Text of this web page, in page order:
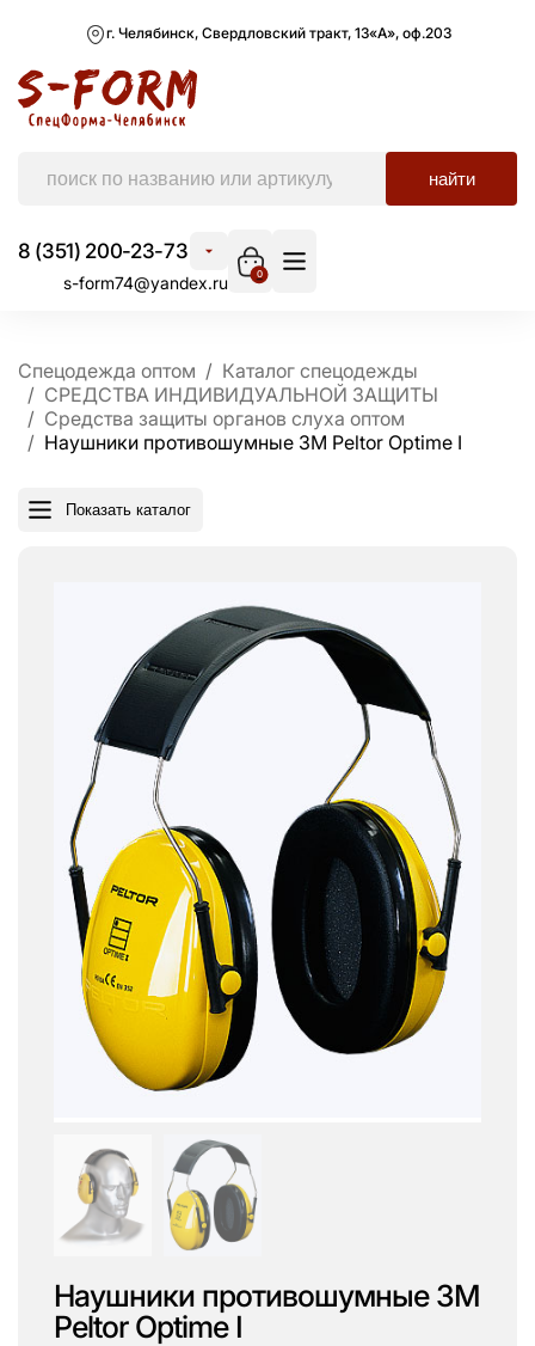
г. Челябинск, Свердловский тракт, 13«А», оф.203
найти
8 (351) 200-23-73
s-form74@yandex.ru 0
Спецодежда оптом
Каталог спецодежды
СРЕДСТВА ИНДИВИДУАЛЬНОЙ ЗАЩИТЫ
Средства защиты органов слуха оптом
Наушники противошумные 3M Peltor Optime I
Показать каталог
Наушники противошумные 3M
Peltor Optime I